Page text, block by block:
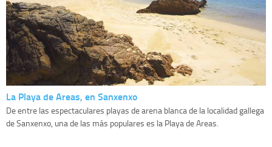
La Playa de Areas, en Sanxenxo
De entre las espectaculares playas de arena blanca de la localidad gallega
de Sanxenxo, una de las más populares es la Playa de Areas.